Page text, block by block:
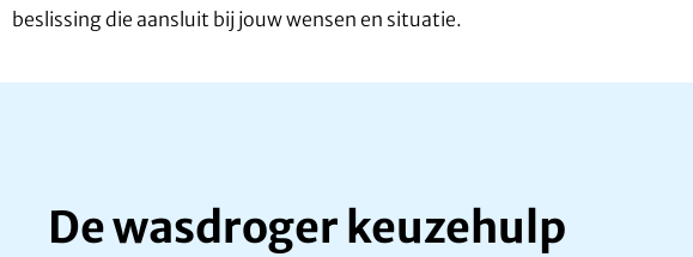
beslissing die aansluit bij jouw wensen en situatie.
De wasdroger keuzehulp